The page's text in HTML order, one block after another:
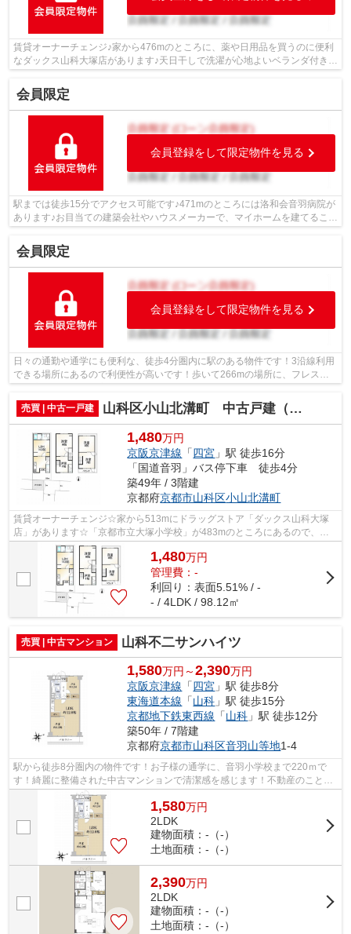
賃貸オーナーチェンジ♪家から476mのところに、薬や日用品を買うのに便利
なダックス山科大塚店があります♪天日干しで洗濯が心地よいベランダ付き♪
会員限定
会員登録をして限定物件を見る
駅までは徒歩15分でアクセス可能です♪471mのところには洛和会音羽病院が
あります♪お目当ての建築会社やハウスメーカーで、マイホームを建てること
ができる建築条件なし♪平坦な土地なの...
会員限定
会員登録をして限定物件を見る
日々の通勤や通学にも便利な、徒歩4分圏内に駅のある物件です！3沿線利用
できる場所にあるので利便性が高いです！歩いて266mの場所に、フレスコ
山科店があります！家から295mのところ...
売買 | 中古一戸建
山科区小山北溝町 中古戸建（賃貸オーナーチェンジ）
1,480万円
京阪京津線 「四宮 」駅 徒歩16分
「国道音羽」バス停下車 徒歩4分
築49年 / 3階建
京都府京都市山科区小山北溝町
賃貸オーナーチェンジ☆家から513mにドラッグストア「ダックス山科大塚
店」があります☆「京都市立大塚小学校」が483mのところにあるので、お
子様の通学にも良い立地です☆築年数の古い物...
1,480万円
管理費：-
利回り：表面5.51% / -
- / 4LDK / 98.12㎡
売買 | 中古マンション 山科不二サンハイツ
1,580万円～2,390万円
京阪京津線 「四宮 」駅 徒歩8分
東海道本線 「山科 」駅 徒歩15分
京都地下鉄東西線 「山科 」駅 徒歩12分
築50年 / 7階建
京都府京都市山科区音羽山等地1-4
駅から徒歩8分圏内の物件です！お子様の通学に、音羽小学校まで220ｍで
す！綺麗に整備された中古マンションで清潔感を感じます！不動産のことで
確認したいことがあるなら、メール又は...
1,580万円
2LDK
建物面積：-（-）
土地面積：-（-）
2,390万円
2LDK
建物面積：-（-）
土地面積：-（-）